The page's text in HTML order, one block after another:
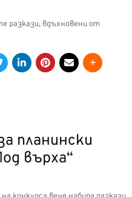
разкази, вдъхновени от
планински
върха“